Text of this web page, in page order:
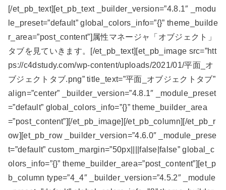
[/et_pb_text][et_pb_text _builder_version=”4.8.1″ _modu
le_preset=”default” global_colors_info=”{}” theme_builde
r_area=”post_content”]属性マネージャ「オブジェクト」
タブを見ていきます。[/et_pb_text][et_pb_image src=”htt
ps://c4dstudy.com/wp-content/uploads/2021/01/平面_オ
ブジェクトタブ.png” title_text=”平面_オブジェクトタブ”
align=”center” _builder_version=”4.8.1″ _module_preset
=”default” global_colors_info=”{}” theme_builder_area
=”post_content”][/et_pb_image][/et_pb_column][/et_pb_r
ow][et_pb_row _builder_version=”4.6.0″ _module_prese
t=”default” custom_margin=”50px||||false|false” global_c
olors_info=”{}” theme_builder_area=”post_content”][et_p
b_column type=”4_4″ _builder_version=”4.5.2″ _module